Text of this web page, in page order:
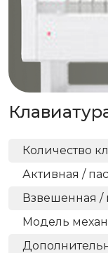
Количество
Активная /
Взвешенная /
Модель